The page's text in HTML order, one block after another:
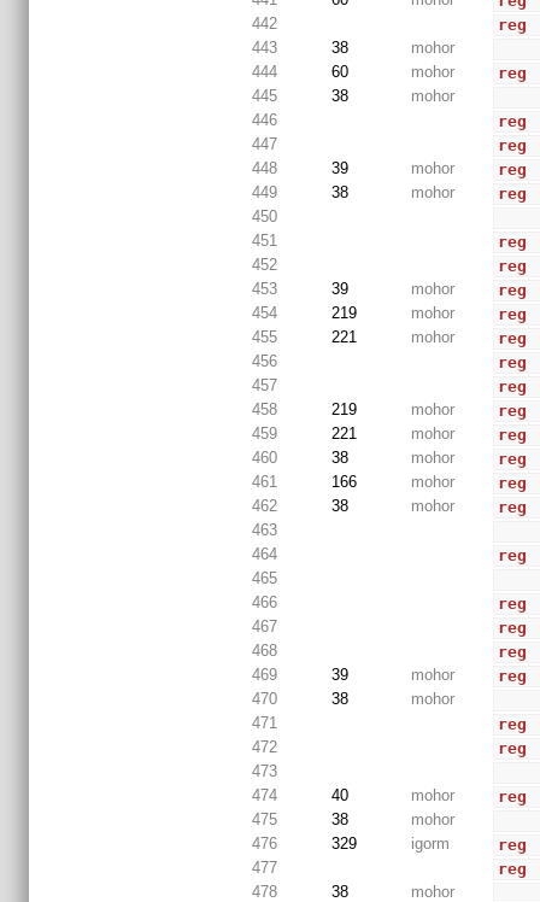
442
reg
443
38
mohor
444
60 mohor
reg
445
38
mohor
446
reg
447
reg
448
39 mohor reg
449
38 mohor reg
450
451
reg
452
reg
453
39 mohor reg
454
219 mohor reg
455
221 mohor reg
456
reg
457
reg
458
219 mohor reg
459
221 mohor reg
460
38 mohor reg
461
166 mohor reg
462
38 mohor reg
463
464
reg
465
466
reg
467
reg
468
reg
469
39 mohor reg
470
38
mohor
471
reg
472
reg
473
474
40 mohor reg
475
38
mohor
476
329 igorm
reg
477
reg
478
38
mohor